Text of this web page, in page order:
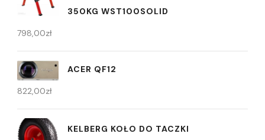
350KG WST100SOLID
798,00zł
ACER QF12
822,00zł
KELBERG KOŁO DO TACZKI